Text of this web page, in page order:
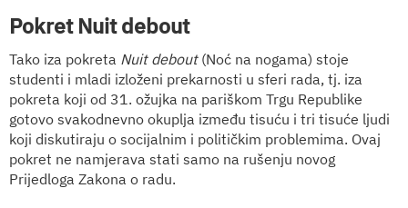
Pokret Nuit debout
Tako iza pokreta Nuit debout(Noć na nogama) stoje
studenti i mladi izloženi prekarnosti u sferi rada, tj. iza
pokreta koji od 31. ožujka na pariškom Trgu Republike
gotovo svakodnevno okuplja između tisuću i tri tisuće ljudi
koji diskutiraju o socijalnim i političkim problemima. Ovaj
pokret ne namjerava stati samo na rušenju novog
Prijedloga Zakona o radu.